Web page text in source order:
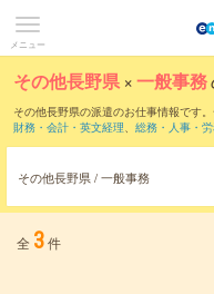
メニュー
その他長野県 ×一般事務
その他長野県の派遣のお仕事情報です。
財務・会計・英文経理、 総務・人事・
その他長野県 / 一般事務
全 3件